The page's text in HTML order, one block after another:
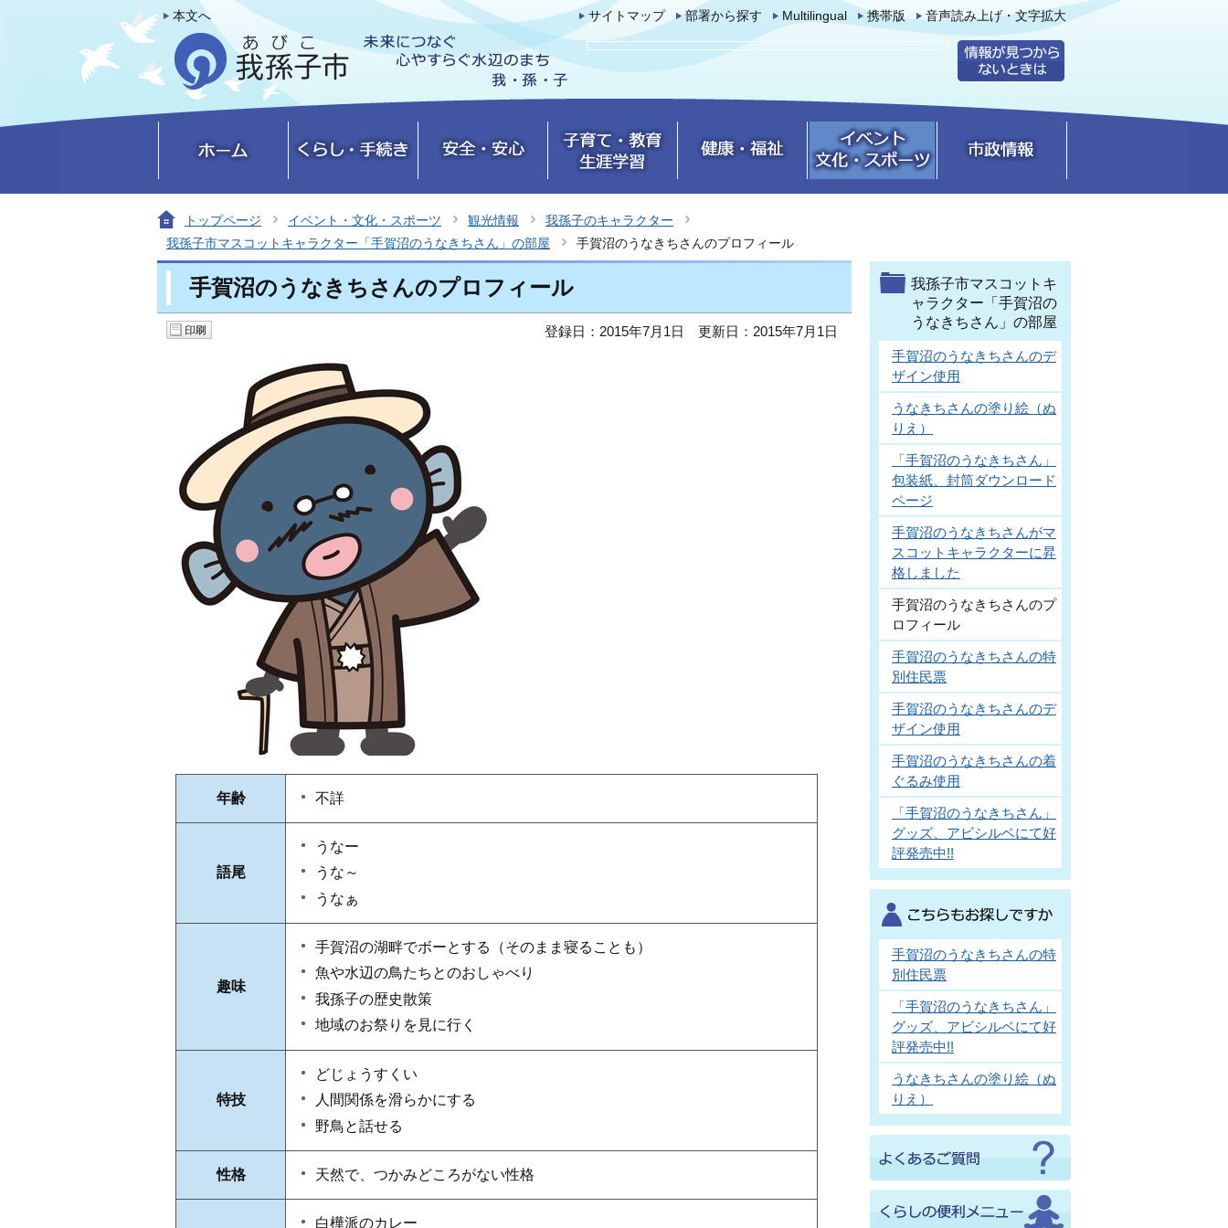
本文へ サイトマップ 部署から探す Multilingual 携帯版 音声読み上げ・文字拡大
トップページ イベント・文化・スポーツ 観光情報
我孫子のキャラクター
我孫子市マスコットキャラクター「手賀沼のうなきちさん」の部屋
手賀沼のうなきちさんのプロフィール
手賀沼のうなきちさんのプロフィール
登録日：2015年7月1日 更新日：2015年7月1日
年齢 不詳
語尾
うなー
うな～
うなぁ
趣味
手賀沼の湖畔でボーとする（そのまま寝ることも）
魚や水辺の鳥たちとのおしゃべり
我孫子の歴史散策
地域のお祭りを見に行く
特技
どじょうすくい
人間関係を滑らかにする
野鳥と話せる
性格 天然で、つかみどころがない性格
白樺派のカレー
我孫子市マスコットキ
ャラクター「手賀沼の
うなきちさん」の部屋
手賀沼のうなきちさんのデ
ザイン使用
うなきちさんの塗り絵（ぬ
りえ）
「手賀沼のうなきちさん」
包装紙、封筒ダウンロード
ページ
手賀沼のうなきちさんがマ
スコットキャラクターに昇
格しました
手賀沼のうなきちさんのプ
ロフィール
手賀沼のうなきちさんの特
別住民票
手賀沼のうなきちさんのデ
ザイン使用
手賀沼のうなきちさんの着
ぐるみ使用
「手賀沼のうなきちさん」
グッズ、アビシルベにて好
評発売中!!
手賀沼のうなきちさんの特
別住民票
「手賀沼のうなきちさん」
グッズ、アビシルベにて好
評発売中!!
うなきちさんの塗り絵（ぬ
りえ）